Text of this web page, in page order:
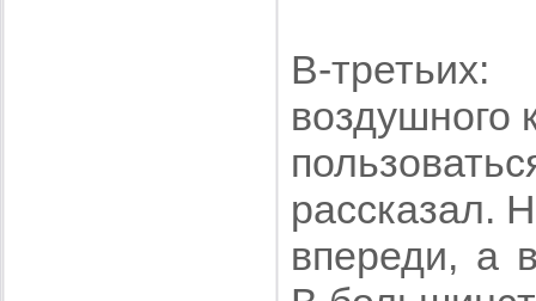
В-
воздушного
рассказал.
впереди, а